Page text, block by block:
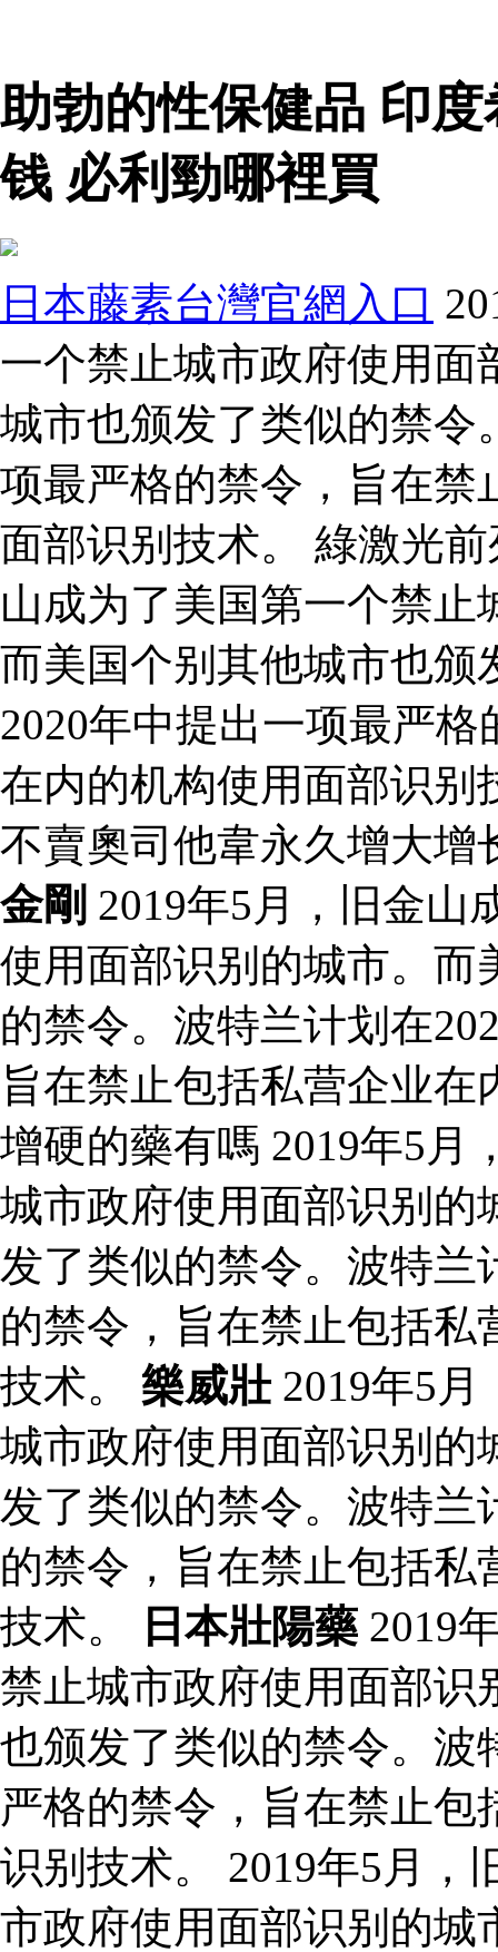
助勃的性保健品 印
钱 必利勁哪裡買
日本藤素台灣官網入口
一个禁止城市政府使用面
城市也颁发了类似的禁令
项最严格的禁令，旨在禁
面部识别技术。 綠激光
山成为了美国第一个禁
而美国个别其他城市也颁
2020年中提出一项最严
在内的机构使用面部识别
不賣奧司他韋永久增大
金剛 2019年5月，旧金山
使用面部识别的城市。而
的禁令。波特兰计划在
旨在禁止包括私营企业
增硬的藥有嗎 2019年5月
城市政府使用面部识别的
发了类似的禁令。波特兰
的禁令，旨在禁止包括
技术。 樂威壯2019年5月
城市政府使用面部识别的
发了类似的禁令。波特兰
的禁令，旨在禁止包括
技术。
日本壯陽藥 2019
禁止城市政府使用面部识
也颁发了类似的禁令。波
严格的禁令，旨在禁止
识别技术。 2019年5月，
市政府使用面部识别的城